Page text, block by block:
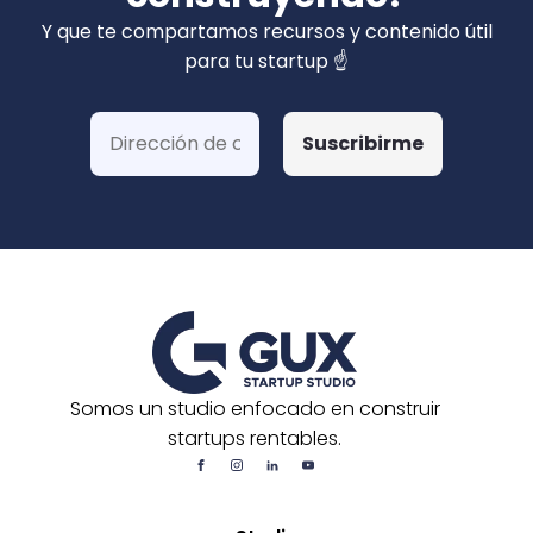
privados). Hemos ganado más de 15 fondos
de Corfo y 3 Startups Chile, además de otras
postulaciones o convocatorias.
Y que te compartamos recursos y contenido útil
para tu startup ☝️
Somos un studio enfocado en construir
startups rentables.